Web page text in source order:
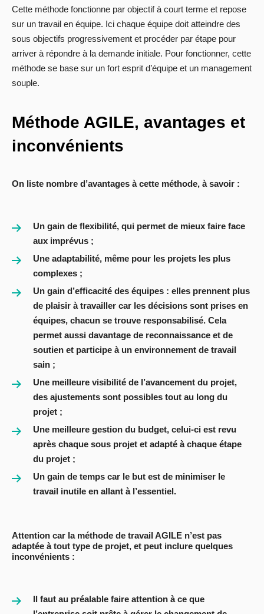
Cette méthode fonctionne par objectif à court terme et repose
sur un travail en équipe. Ici chaque équipe doit atteindre des
sous objectifs progressivement et procéder par étape pour
arriver à répondre à la demande initiale. Pour fonctionner, cette
méthode se base sur un fort esprit d’équipe et un management
souple.
Méthode AGILE, avantages et
inconvénients
On liste nombre d’avantages à cette méthode, à savoir :
Un gain de flexibilité, qui permet de mieux faire face
aux imprévus ;
Une adaptabilité, même pour les projets les plus
complexes ;
Un gain d’efficacité des équipes : elles prennent plus
de plaisir à travailler car les décisions sont prises en
équipes, chacun se trouve responsabilisé. Cela
permet aussi davantage de reconnaissance et de
soutien et participe à un environnement de travail
sain ;
Une meilleure visibilité de l’avancement du projet,
des ajustements sont possibles tout au long du
projet ;
Une meilleure gestion du budget, celui-ci est revu
après chaque sous projet et adapté à chaque étape
du projet ;
Un gain de temps car le but est de minimiser le
travail inutile en allant à l’essentiel.
Attention car la méthode de travail AGILE n’est pas
adaptée à tout type de projet, et peut inclure quelques
inconvénients :
Il faut au préalable faire attention à ce que